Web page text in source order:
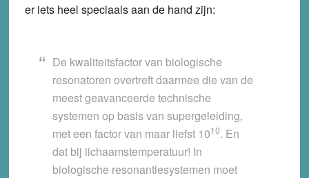
er iets heel speciaals aan de hand zijn:
De kwaliteitsfactor van biologische
resonatoren overtreft daarmee die van de
meest geavanceerde technische
systemen op basis van supergeleiding,
met een factor van maar liefst 1010. En
dat bij lichaamstemperatuur! In
biologische resonantiesystemen moet